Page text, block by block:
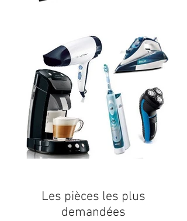
Les pièces les plus
demandées